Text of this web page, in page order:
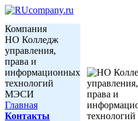
Компания
НО Колледж
управления,
права и
информационных
технологий
МЭСИ
Главная
Контакты